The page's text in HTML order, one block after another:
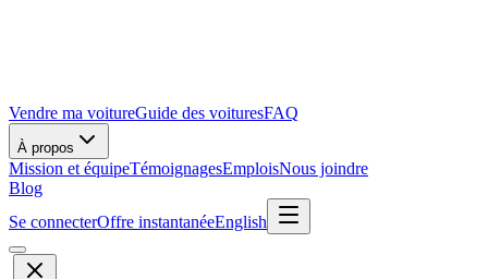
Vendre ma voitureGuide des voituresFAQ
À propos
Mission et équipeTémoignagesEmploisNous joindre
Blog
Se connecterOffre instantanéeEnglish